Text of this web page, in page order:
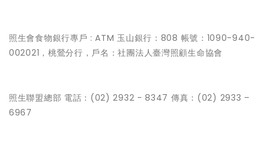
照生會食物銀行專戶 : ATM 玉山銀行：808 帳號：1090-940-
002021，桃鶯分行，戶名：社團法人臺灣照顧生命協會
照生聯盟總部 電話：(02) 2932 - 8347 傳真：(02) 2933 –
6967